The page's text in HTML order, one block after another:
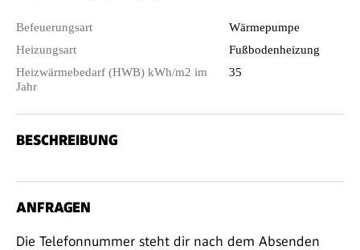
Befeuerungsart
Wärmepumpe
Heizungsart
Fußbodenheizung
Heizwärmebedarf (HWB) kWh/m2 im
Jahr
35
BESCHREIBUNG
ANFRAGEN
Die Telefonnummer steht dir nach dem Absenden